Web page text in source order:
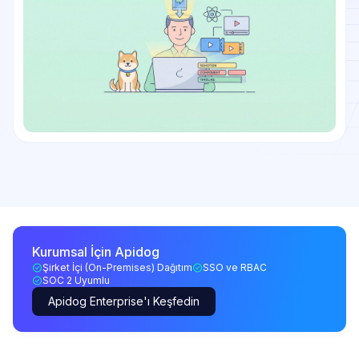
Kurumsal İçin Apidog
Şirket İçi (On-Premises) Dağıtım
SSO ve RBAC
SOC 2 Uyumlu
Apidog Enterprise'ı Keşfedin